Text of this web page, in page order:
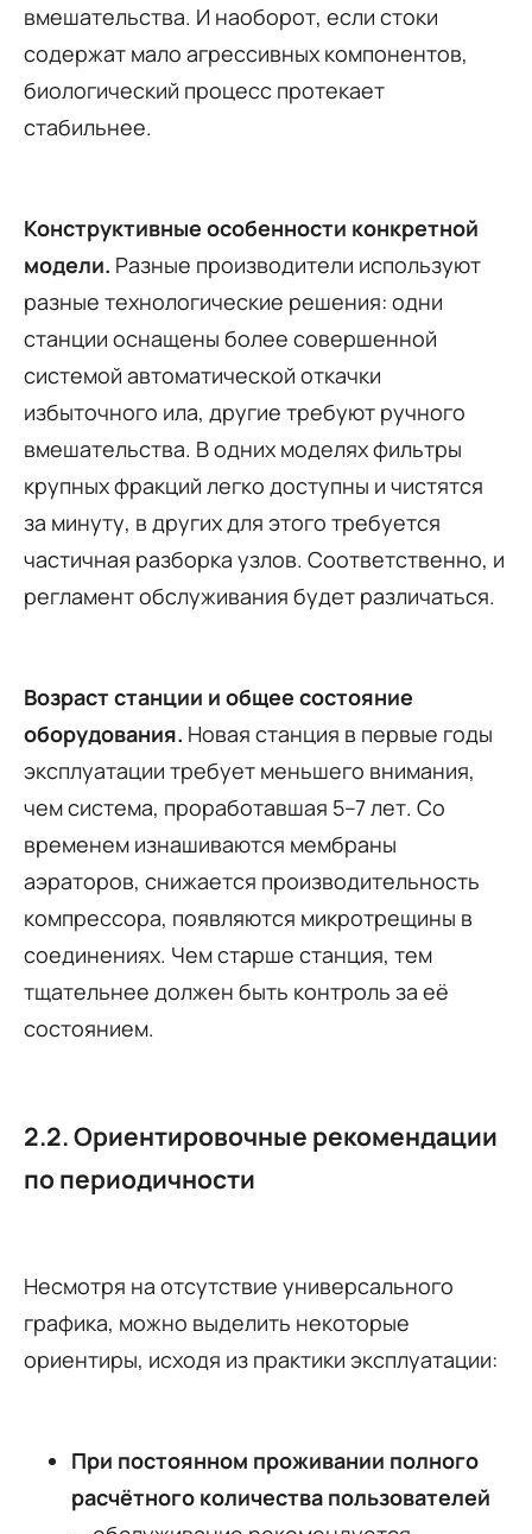
вмешательства. И наоборот, если стоки
содержат мало агрессивных компонентов,
биологический процесс протекает
стабильнее.
Конструктивные особенности конкретной
модели. Разные производители используют
разные технологические решения: одни
станции оснащены более совершенной
системой автоматической откачки
избыточного ила, другие требуют ручного
вмешательства. В одних моделях фильтры
крупных фракций легко доступны и чистятся
за минуту, в других для этого требуется
частичная разборка узлов. Соответственно, и
регламент обслуживания будет различаться.
Возраст станции и общее состояние
оборудования. Новая станция в первые годы
эксплуатации требует меньшего внимания,
чем система, проработавшая 5–7 лет. Со
временем изнашиваются мембраны
аэраторов, снижается производительность
компрессора, появляются микротрещины в
соединениях. Чем старше станция, тем
тщательнее должен быть контроль за её
состоянием.
2.2. Ориентировочные рекомендации
по периодичности
Несмотря на отсутствие универсального
графика, можно выделить некоторые
ориентиры, исходя из практики эксплуатации:
При постоянном проживании полного
расчётного количества пользователей